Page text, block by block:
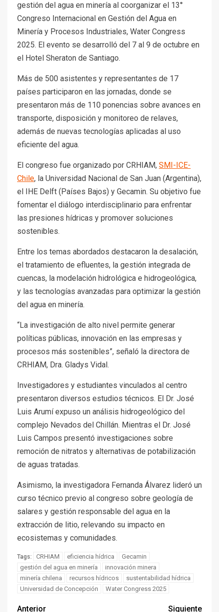
gestión del agua en minería al coorganizar el 13°
Congreso Internacional en Gestión del Agua en
Minería y Procesos Industriales, Water Congress
2025. El evento se desarrolló del 7 al 9 de octubre en
el Hotel Sheraton de Santiago.
Más de 500 asistentes y representantes de 17
países participaron en las jornadas, donde se
presentaron más de 110 ponencias sobre avances en
transporte, disposición y monitoreo de relaves,
además de nuevas tecnologías aplicadas al uso
eficiente del agua.
El congreso fue organizado por CRHIAM, SMI-ICE-
Chile, la Universidad Nacional de San Juan (Argentina),
el IHE Delft (Países Bajos) y Gecamin. Su objetivo fue
fomentar el diálogo interdisciplinario para enfrentar
las presiones hídricas y promover soluciones
sostenibles.
Entre los temas abordados destacaron la desalación,
el tratamiento de efluentes, la gestión integrada de
cuencas, la modelación hidrológica e hidrogeológica,
y las tecnologías avanzadas para optimizar la gestión
del agua en minería.
“La investigación de alto nivel permite generar
políticas públicas, innovación en las empresas y
procesos más sostenibles”, señaló la directora de
CRHIAM, Dra. Gladys Vidal.
Investigadores y estudiantes vinculados al centro
presentaron diversos estudios técnicos. El Dr. José
Luis Arumí expuso un análisis hidrogeológico del
complejo Nevados del Chillán. Mientras el Dr. José
Luis Campos presentó investigaciones sobre
remoción de nitratos y alternativas de potabilización
de aguas tratadas.
Asimismo, la investigadora Fernanda Álvarez lideró un
curso técnico previo al congreso sobre geología de
salares y gestión responsable del agua en la
extracción de litio, relevando su impacto en
ecosistemas y comunidades.
Tags: CRHIAM eficiencia hídrica
Gecamin
gestión del agua en minería
innovación minera
minería chilena
recursos hídricos
sustentabilidad hídrica
Universidad de Concepción
Water Congress 2025
Anterior Siguiente